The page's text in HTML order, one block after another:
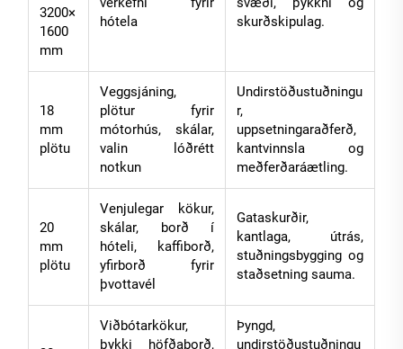
3200×
1600
mm
hótela
skurðskipulag.
18
mm
plötu
Veggsjáning,
plötur fyrir
mótorhús, skálar,
valin lóðrétt
notkun
Undirstöðustuðningu
r,
uppsetningaraðferð,
kantvinnsla og
meðferðaráætling.
20
mm
plötu
Venjulegar kökur,
skálar, borð í
hóteli, kaffiborð,
yfirborð fyrir
þvottavél
Gataskurðir,
kantlaga, útrás,
stuðningsbygging og
staðsetning sauma.
Viðbótarkökur,
þykki höfðaborð,
Þyngd,
undirstöðustuðningu